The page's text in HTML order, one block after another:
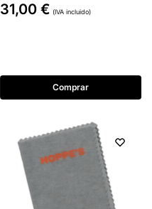
31,00 € (IVA incluido)
Comprar